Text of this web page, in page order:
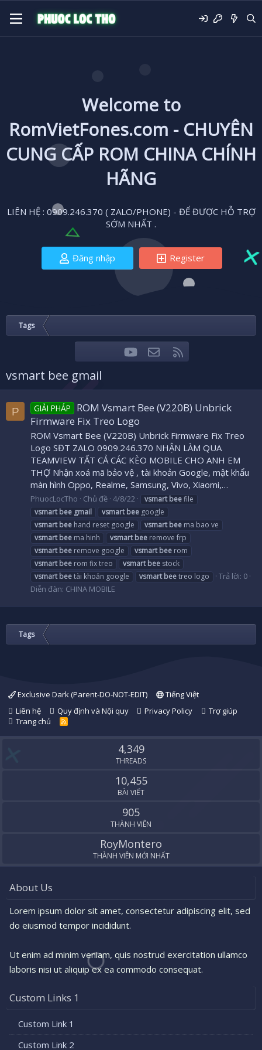
Welcome to
RomVietFones.com - CHUYÊN
CUNG CẤP ROM CHINA CHÍNH
HÃNG
LIÊN HỆ : 0909.246.370 ( ZALO/PHONE) - ĐỂ ĐƯỢC HỖ TRỢ
SỚM NHẤT .
Đăng nhập Register
Tags
FacebookTwitteryoutubeLiên hệ
vsmart bee gmail
P GIẢI PHÁP
ROM Vsmart Bee (V220B) Unbrick
Firmware Fix Treo Logo
ROM Vsmart Bee (V220B) Unbrick Firmware Fix Treo
Logo SĐT ZALO 0909.246.370 NHẬN LÀM QUA
TEAMVIEW TẤT CẢ CÁC KÈO MOBILE CHO ANH EM
THỢ Nhận xoá mã bảo vệ , tài khoản Google, mật khẩu
màn hình Oppo, Realme, Samsung, Vivo, Xiaomi,…
PhuocLocTho Chủ đề 4/8/22 vsmart beefile
vsmart bee gmail vsmart bee google
vsmart bee hand reset google vsmart bee ma bao ve
vsmart bee ma hinh vsmart bee remove frp
vsmart bee remove google vsmart bee rom
vsmart bee rom fix treo vsmart bee stock
vsmart beetài khoản google vsmart beetreo logo
Trả lời: 0
Diễn đàn: CHINA MOBILE
Tags
Exclusive Dark (Parent-DO-NOT-EDIT)
Tiếng Việt
Liên hệ
Quy định và Nội quy Privacy Policy
Trợ giúp
Trang chủ
R
S
4,349
THREADS
10,455
BÀI VIẾT
905
THÀNH VIÊN
RoyMontero
THÀNH VIÊN MỚI NHẤT
About Us
Lorem ipsum dolor sit amet, consectetur adipiscing elit, sed
do eiusmod tempor incididunt.
Ut enim ad minim veniam, quis nostrud exercitation ullamco
laboris nisi ut aliquip ex ea commodo consequat.
Custom Links 1
Custom Link 1
Custom Link 2